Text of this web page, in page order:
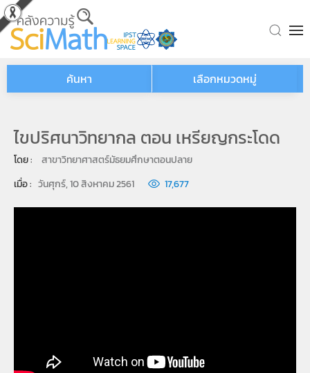
Skip to main content
ค้นหา เลือกหมวดหมู่
ไขปริศนาวิทยากล ตอน เหรียญกระโดด
โดย :
สาขาวิทยาศาสตร์มัธยมศึกษาตอนปลาย
เมื่อ : วันศุกร์, 10 สิงหาคม 2561 17,677